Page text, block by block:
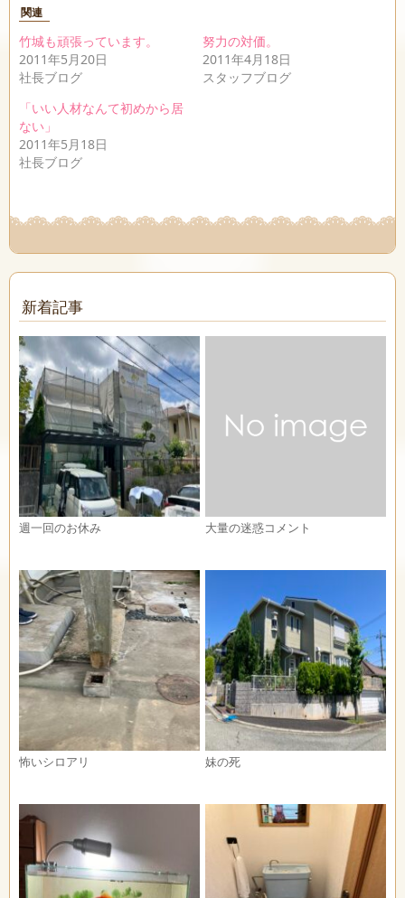
関連
竹城も頑張っています。
2011年5月20日
社長ブログ
努力の対価。
2011年4月18日
スタッフブログ
「いい人材なんて初めから居
ない」
2011年5月18日
社長ブログ
新着記事
週一回のお休み 大量の迷惑コメント
怖いシロアリ 妹の死